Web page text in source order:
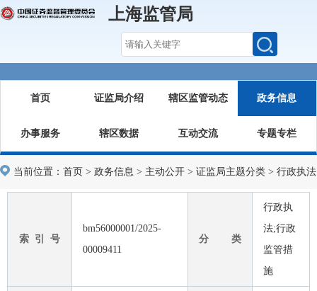
上海监管局
首页 证监局介绍 辖区监管动态 政务信息
办事服务 辖区数据 互动交流 专题专栏
当前位置： 首页 > 政务信息 > 主动公开 > 证监局主题分类 > 行政执法
索 引 号
bm56000001/2025-
00009411
分 类
行政执
法;行政
监管措
施